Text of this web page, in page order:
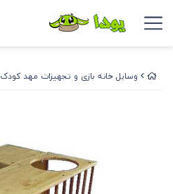
وسایل خانه بازی و تجهیزات مهد کودک